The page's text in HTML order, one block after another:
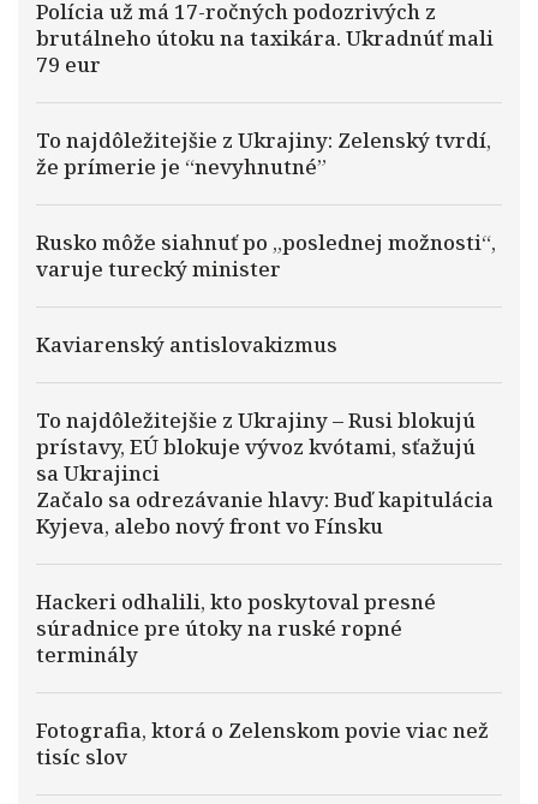
Polícia už má 17-ročných podozrivých z
brutálneho útoku na taxikára. Ukradnúť mali
79 eur
To najdôležitejšie z Ukrajiny: Zelenský tvrdí,
že prímerie je “nevyhnutné”
Rusko môže siahnuť po „poslednej možnosti“,
varuje turecký minister
Kaviarenský antislovakizmus
To najdôležitejšie z Ukrajiny – Rusi blokujú
prístavy, EÚ blokuje vývoz kvótami, sťažujú
sa Ukrajinci
Začalo sa odrezávanie hlavy: Buď kapitulácia
Kyjeva, alebo nový front vo Fínsku
Hackeri odhalili, kto poskytoval presné
súradnice pre útoky na ruské ropné
terminály
Fotografia, ktorá o Zelenskom povie viac než
tisíc slov